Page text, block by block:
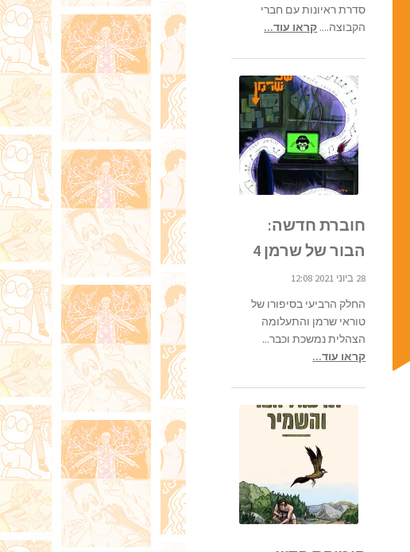
סדרת ראיונות עם חברי
הקבוצה.... קראו עוד...
חוברת חדשה:
הבור של שרמן 4
28 ביוני 2021 12:08
החלק הרביעי בסיפורו של
טוראי שרמן והתעלומה
הצהלית נמשכת וכבר...
קראו עוד...